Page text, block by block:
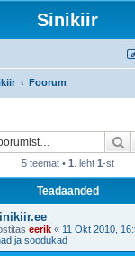
Sinikiir
Foorum
5 teemat • 1 . leht 1-st
Teadaanded
eerik « 11 Okt 2010,
ja soodukad